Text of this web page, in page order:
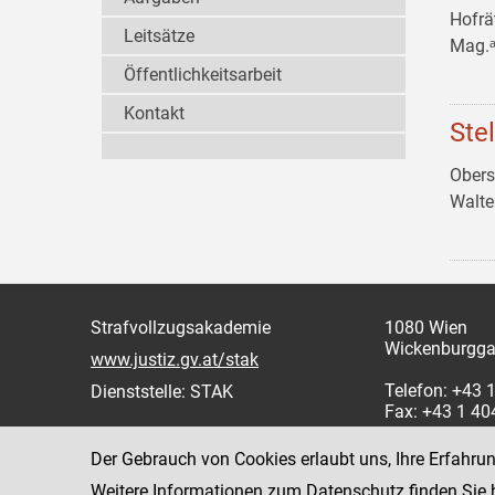
Leitsätze
Öffentlichkeitsarbeit
Kontakt
Strafvollzugsakademie
www.justiz.gv.at/stak
Dienststelle: STAK
1080 Wien
Telefon: +43
Fax: +43 1
Der Gebrauch von Cookies erlaubt uns, Ihre